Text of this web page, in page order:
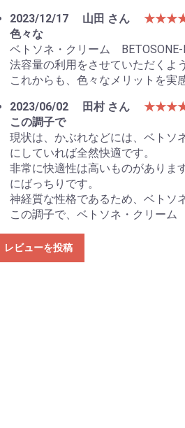
お買い物を続ける
2023/12/17
山田 さん
色々な
ベトソネ・クリーム BETOSONE-
法容量の利用をさせていただくよ
これからも、色々なメリットを実
2023/06/02
田村 さん
この調子で
現状は、かぶれなどには、ベトソ
にしていれば全然快適です。
非常に快適性は高いものがありま
にばっちりです。
神経質な性格であるため、ベトソ
この調子で、ベトソネ・クリーム
レビューを投稿